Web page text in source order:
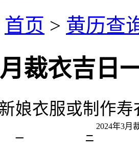
首页 > 黄历查
裁衣吉日
娘衣服或制作寿
2024年3月
一 二